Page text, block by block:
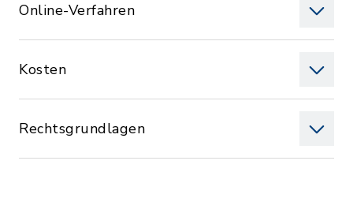
Online-Verfahren
Kosten
Rechtsgrundlagen